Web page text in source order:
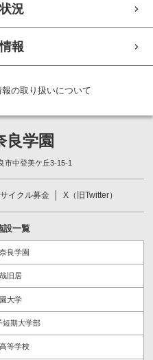
況
報
の取り扱いについて
良学園
市中登美ケ丘3-15-1
イクル募金 X（旧Twitter）
設一覧
良学園
旧居
大学
短期大学部
等学校